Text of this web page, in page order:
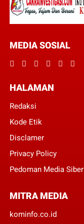
MEDIA SOSIAL
HALAMAN
Redaksi
Kode Etik
Disclamer
Privacy Policy
Pedoman Media Siber
MITRA MEDIA
kominfo.co.id